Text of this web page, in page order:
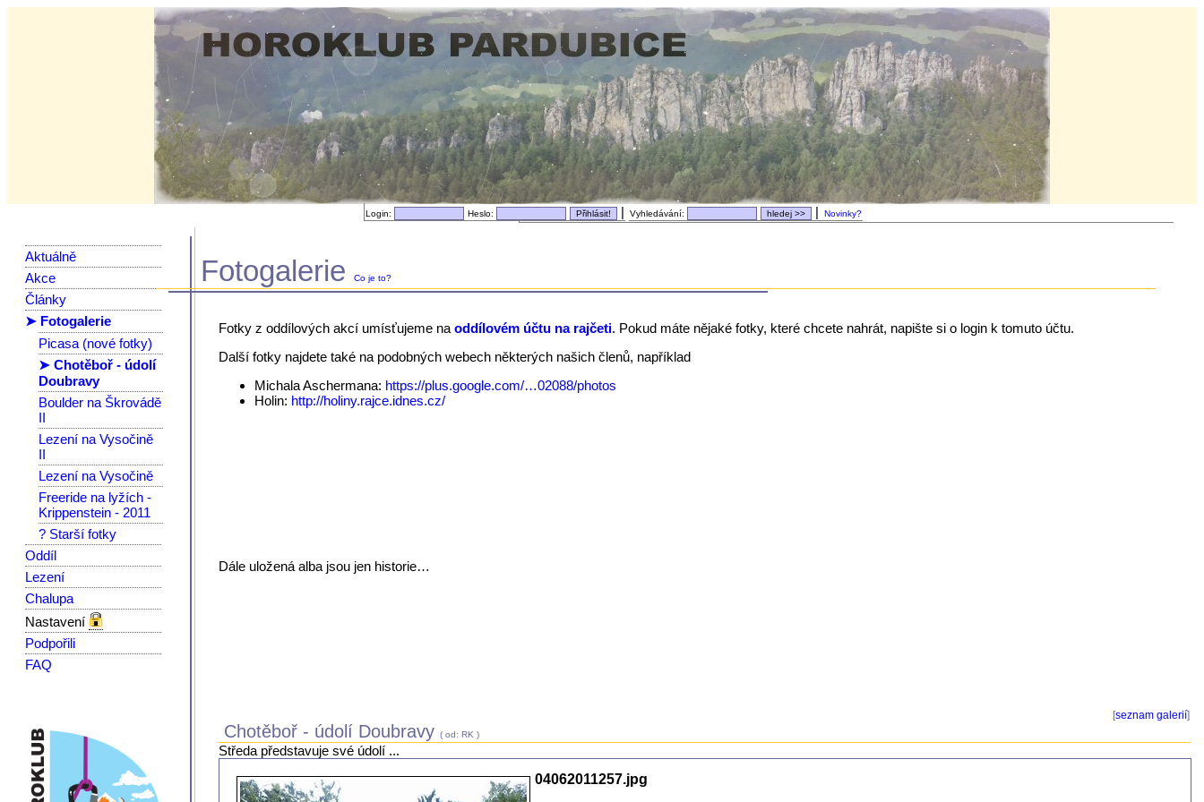
Login: Heslo: | Vyhledávání: | Novinky?
Aktuálně
Akce
Články
➤ Fotogalerie
Picasa (nové fotky)
➤ Chotěboř - údolí
Doubravy
Boulder na Škrovádě
II
Lezení na Vysočině
II
Lezení na Vysočině
Freeride na lyžích -
Krippenstein - 2011
? Starší fotky
Oddíl
Lezení
Chalupa
Nastavení
Podpořili
FAQ
Fotogalerie Co je to?
Fotky z oddílových akcí umísťujeme na oddílovém účtu na rajčeti. Pokud máte nějaké fotky, které chcete nahrát, napište si o login k tomuto účtu.
Další fotky najdete také na podobných webech některých našich členů, například
Michala Aschermana: https://plus.google.com/…02088/photos
Holin: http://holiny.rajce.idnes.cz/
Dále uložená alba jsou jen historie…
[seznam galerií]
Chotěboř - údolí Doubravy( od: RK )
Středa představuje své údolí ...
04062011257.jpg